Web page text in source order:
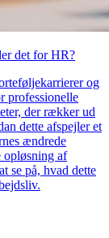
det for HR?
og
professionelle
der rækker ud
dette afspejler et
ændrede
opløsning af
se på, hvad dette